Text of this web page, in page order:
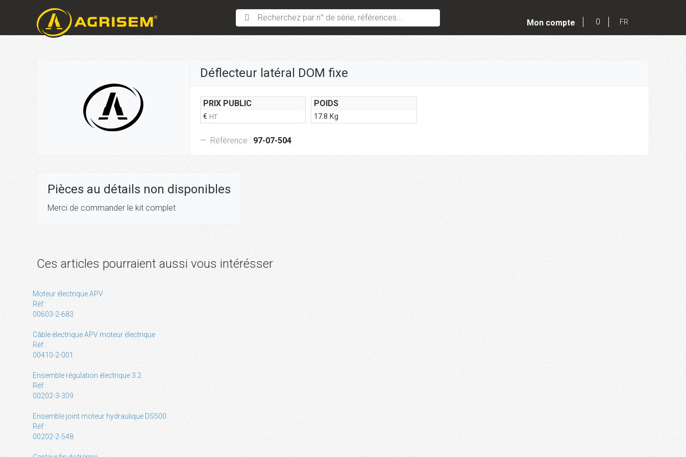
Recherchez par n° de série, références...
Mon compte 0 FR
Déflecteur latéral DOM fixe
PRIX PUBLIC
€ HT
POIDS
17.8 Kg
Référence : 97-07-504
Pièces au détails non disponibles
Merci de commander le kit complet
Ces articles pourraient aussi vous intérésser
Moteur électrique APV
Réf :
00603-2-683
Câble électrique APV moteur électrique
Réf :
00410-2-001
Ensemble régulation électrique 3.2
Réf :
00202-3-309
Ensemble joint moteur hydraulique DS500
Réf :
00202-2-548